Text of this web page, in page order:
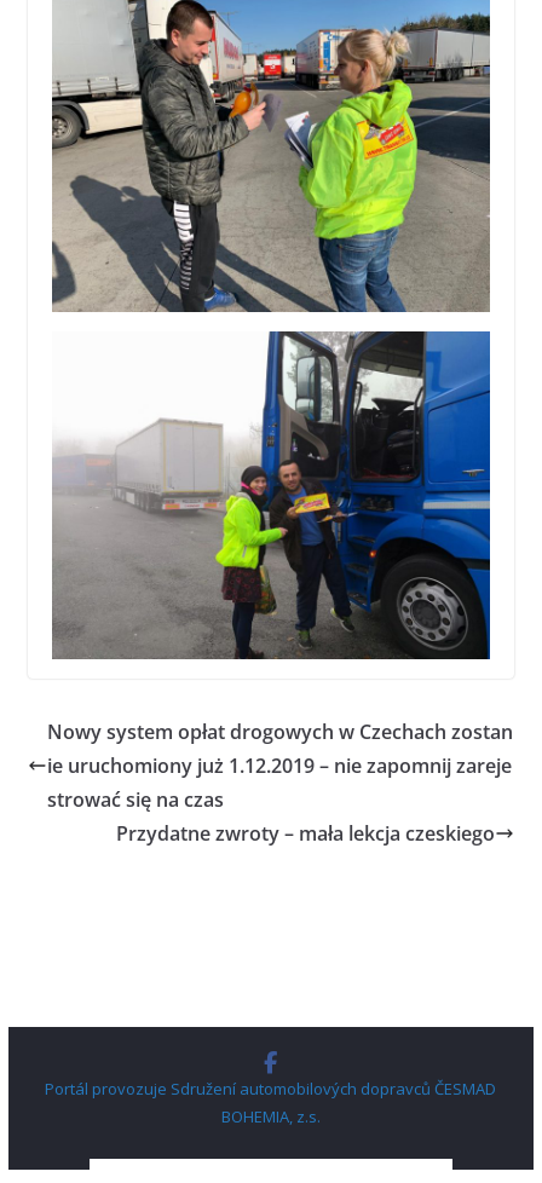
Nowy system opłat drogowych w Czechach zostan
ie uruchomiony już 1.12.2019 – nie zapomnij zareje
strować się na czas
Przydatne zwroty – mała lekcja czeskiego
Portál provozuje Sdružení automobilových dopravců ČESMAD
BOHEMIA, z.s.